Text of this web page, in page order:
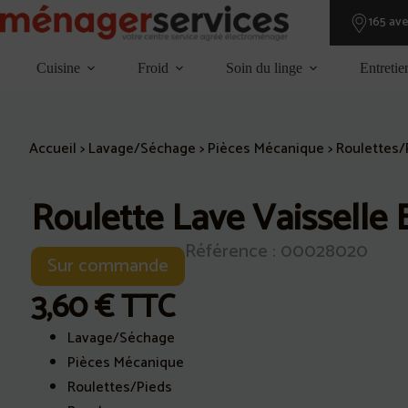
au
165
Cuisine
Froid Soin du linge
Accueil>Lavage/Séchage>Pièces Mécanique>
Roulette Lave Vaisselle
Sur commande Référence : 00028020
3,60€TTC
Lavage/Séchage
Pièces Mécanique
Roulettes/Pieds